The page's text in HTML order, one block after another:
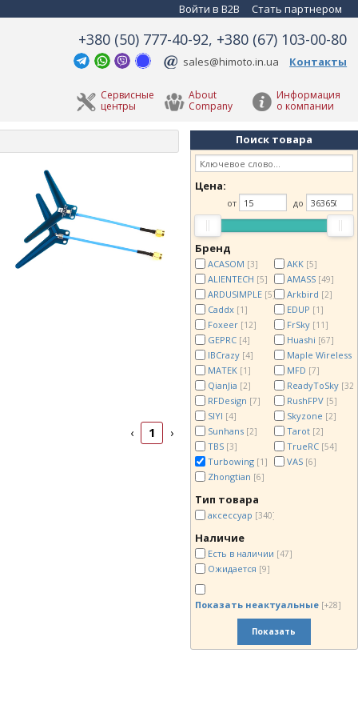
Войти в B2B Стать партнером
+380 (50) 777-40-92, +380 (67) 103-00-80
sales@himoto.in.ua Контакты
Информация
о компании
About
Company
Сервисные
центры
‹ 1 ›
Поиск товара
Цена:
от до
Бренд
ACASOM [3] AKK [5]
ALIENTECH [5] AMASS [49]
ARDUSIMPLE [5] Arkbird [2]
Caddx [1] EDUP [1]
Foxeer [12] FrSky [11]
GEPRC [4] Huashi [67]
IBCrazy [4] Maple Wireless
MATEK [1] MFD [7]
QianJia [2] ReadyToSky [32]
RFDesign [7] RushFPV [5]
SIYI [4] Skyzone [2]
Sunhans [2] Tarot [2]
TBS [3] TrueRC [54]
Turbowing [1] VAS [6]
Zhongtian [6]
Тип товара
аксессуар [340]
Наличие
Есть в наличии [47]
Ожидается [9]
Показать неактуальные [+28]
Показать